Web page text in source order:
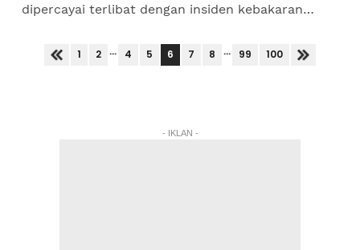
dipercayai terlibat dengan insiden kebakaran
semalam. Kebakaran berlaku...
1 2 ... 4 5 6 7 8 ... 99 100
- IKLAN -